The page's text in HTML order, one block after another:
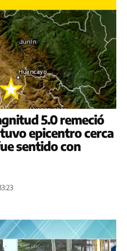
5.0 remeció
epicentro cerca
sentido con